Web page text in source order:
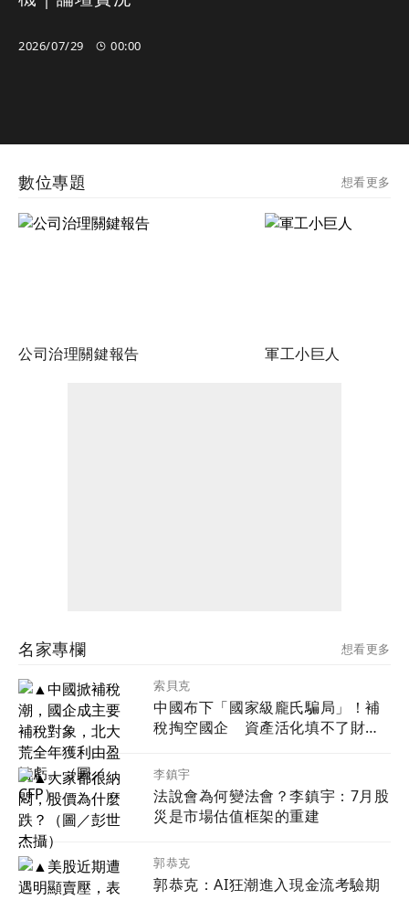
2026/07/29 00:00
00:00
00:00
數位專題 想看更多
公司治理關鍵報告 軍工小巨人
名家專欄 想看更多
索貝克
中國布下「國家級龐氏騙局」！補
稅掏空國企 資產活化填不了財政
李鎮宇
法說會為何變法會？李鎮宇：7月股
災是市場估值框架的重建
郭恭克
郭恭克：AI狂潮進入現金流考驗期